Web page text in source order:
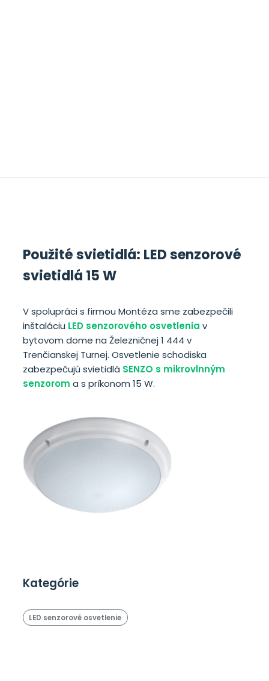
Použité svietidlá: LED senzorové
svietidlá 15 W
V spolupráci s firmou Montéza sme zabezpečili
inštaláciu LED senzorového osvetlenia v
bytovom dome na Železničnej 1 444 v
Trenčianskej Turnej. Osvetlenie schodiska
zabezpečujú svietidlá SENZO s mikrovlnným
senzorom a s príkonom 15 W.
Kategórie
LED senzorové osvetlenie